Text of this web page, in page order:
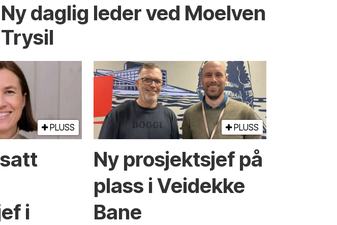
Ny daglig leder ved Moelven
Trysil
PLUSS
i
PLUSS
Ny prosjektsjef på
plass i Veidekke
Bane